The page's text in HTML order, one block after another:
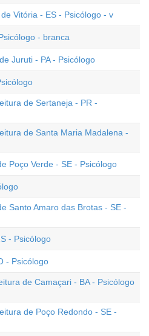
Vitória - ES - Psicólogo - v
- branca
Juruti - PA - Psicólogo
de Sertaneja - PR -
de Santa Maria Madalena -
Poço Verde - SE - Psicólogo
Santo Amaro das Brotas - SE -
- Psicólogo
- Psicólogo
de Camaçari - BA - Psicólogo
de Poço Redondo - SE -